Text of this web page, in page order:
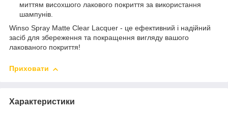
миттям висохшого лакового покриття за використання
шампунів.
Winso Spray Matte Clear Lacquer - це ефективний і надійний
засіб для збереження та покращення вигляду вашого
лакованого покриття!
Приховати
Характеристики